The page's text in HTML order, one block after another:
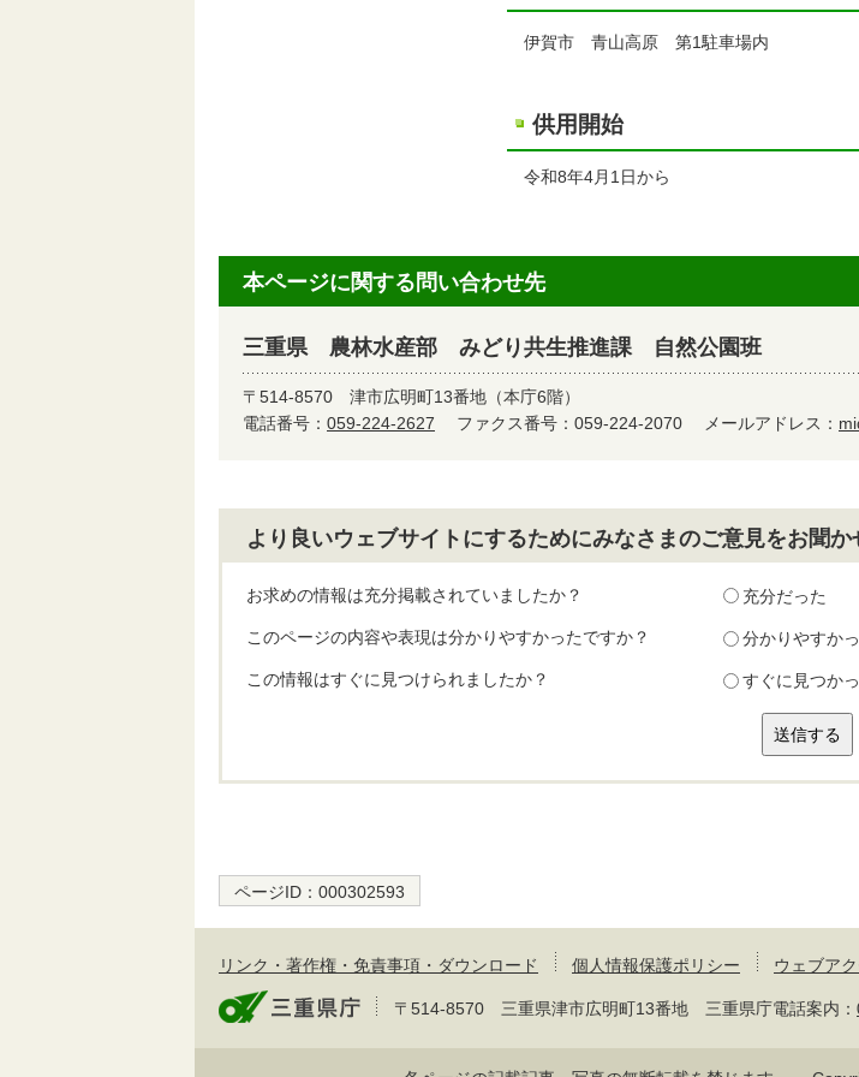
伊賀市 青山高原 第1駐車場内
供用開始
令和8年4月1日から
本ページに関する問い合わせ先
三重県 農林水産部 みどり共生推進課 自然公園班
〒514-8570 津市広明町13番地（本庁6階）
電話番号： 059-224-2627 ファクス番号：059-224-2070 メールアドレス：
より良いウェブサイトにするためにみなさまのご意見をお聞か
お求めの情報は充分掲載されていましたか？ 充分だった
このページの内容や表現は分かりやすかったですか？ 分かりやすか
この情報はすぐに見つけられましたか？ すぐに見つか
ページID： 000302593
リンク・著作権・免責事項・ダウンロード 個人情報保護ポリシー ウェブア
〒514-8570 三重県津市広明町13番地 三重県庁電話案内：